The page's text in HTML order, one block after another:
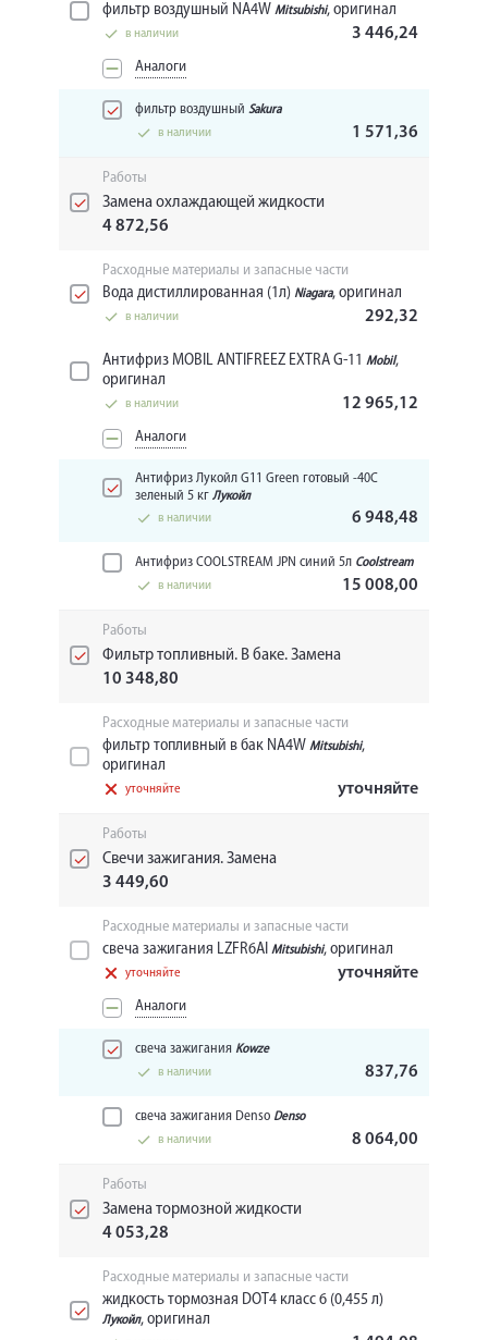
фильтр воздушный NA4W Mitsubishi, оригинал
в наличии 3 446,24
Аналоги
фильтр воздушный Sakura
в наличии
1 571,36
Работы
Замена охлаждающей жидкости
4 872,56
Расходные материалы и запасные части
Вода дистиллированная (1л) Niagara, оригинал
в наличии 292,32
Антифриз MOBIL ANTIFREEZ EXTRA G-11 Mobil,
оригинал
в наличии 12 965,12
Аналоги
Антифриз Лукойл G11 Green готовый -40C
зеленый 5 кг Лукойл
в наличии
6 948,48
Антифриз COOLSTREAM JPN синий 5л Coolstream
в наличии
15 008,00
Работы
Фильтр топливный. В баке. Замена
10 348,80
Расходные материалы и запасные части
фильтр топливный в бак NA4W Mitsubishi,
оригинал
уточняйте уточняйте
Работы
Свечи зажигания. Замена
3 449,60
Расходные материалы и запасные части
свеча зажигания LZFR6AI Mitsubishi, оригинал
уточняйте уточняйте
Аналоги
свеча зажигания Kowze
в наличии
837,76
свеча зажигания Denso Denso
в наличии
8 064,00
Работы
Замена тормозной жидкости
4 053,28
Расходные материалы и запасные части
жидкость тормозная DOT4 класс 6 (0,455 л)
Лукойл, оригинал